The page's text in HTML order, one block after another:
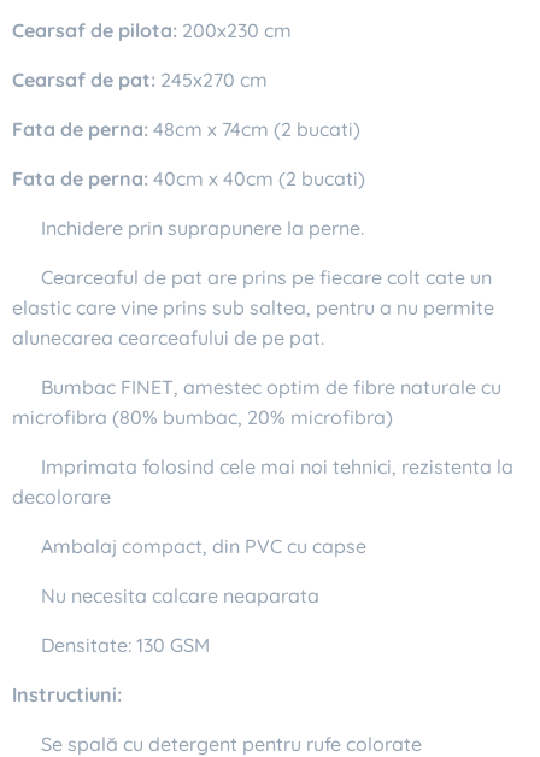
Cearsaf de pilota: 200x230 cm
Cearsaf de pat: 245x270 cm
Fata de perna: 48cm x 74cm (2 bucati)
Fata de perna: 40cm x 40cm (2 bucati)
✔ Inchidere prin suprapunere la perne.
✔ Cearceaful de pat are prins pe fiecare colt cate un
elastic care vine prins sub saltea, pentru a nu permite
alunecarea cearceafului de pe pat.
✔ Bumbac FINET, amestec optim de fibre naturale cu
microfibra (80% bumbac, 20% microfibra)
✔ Imprimata folosind cele mai noi tehnici, rezistenta la
decolorare
✔ Ambalaj compact, din PVC cu capse
✔ Nu necesita calcare neaparata
✔ Densitate: 130 GSM
Instructiuni:
✔ Se spală cu detergent pentru rufe colorate